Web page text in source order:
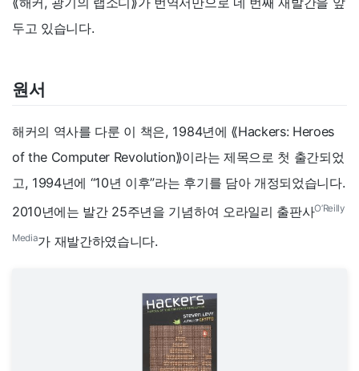
두고 있습니다.
원서
해커의 역사를 다룬 이 책은, 1984년에 ⟪Hackers: Heroes
of the Computer Revolution⟫이라는 제목으로 첫 출간되었
고, 1994년에 “10년 이후”라는 후기를 담아 개정되었습니다.
2010년에는 발간 25주년을 기념하여 오라일리 출판사O’Reilly
Media가 재발간하였습니다.